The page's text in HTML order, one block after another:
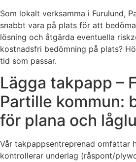
Som lokalt verksamma i Furulund,
snabbt vara på plats för att
lösning och åtgärda eventuella
kostnadsfri bedömning på plats?
tid som passar.
Lägga takpapp –
Partille kommun:
för plana och
Vår takpappsentreprenad omfattar
kontrollerar underlag (råspont/